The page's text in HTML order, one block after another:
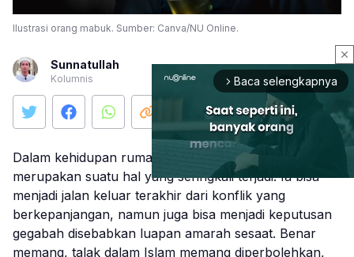
Ilustrasi orang mabuk. Sumber: Canva/NU Online.
Sunnatullah
Kolumnis
Dalam kehidupan rumah tangga, perceraian atau talak
merupakan suatu hal yang seringkali terjadi. Ia bisa
menjadi jalan keluar terakhir dari konflik yang
berkepanjangan, namun juga bisa menjadi keputusan
gegabah disebabkan luapan amarah sesaat. Benar
memang, talak dalam Islam memang diperbolehkan,
close
arrow_forward_ios Baca selengkapnya
Mute